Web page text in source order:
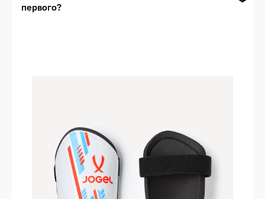
Сумма скидки зависит от стоимости вашего
(33%)- сумма всех заказов за 6 месяцев
80.000 рублей
Опт 2(36%) - сумма всех заказов за 6 месяцев
200.000 рублей.
первого?